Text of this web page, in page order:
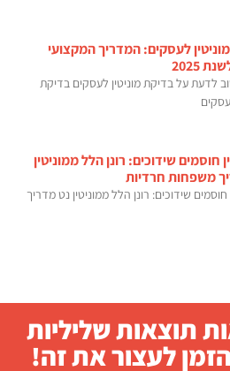
לעסקים: המדריך המקצועי
2025
לדעת על בדיקת מוניטין לעסקים בדיקת
חוסמים שידוכים: רונן הלל ממוניטין
משפחות חרדיות
חוסמים שידוכים: רונן הלל ממוניטין נט מדריך
תוצאות שליליות
לעצור את זה!